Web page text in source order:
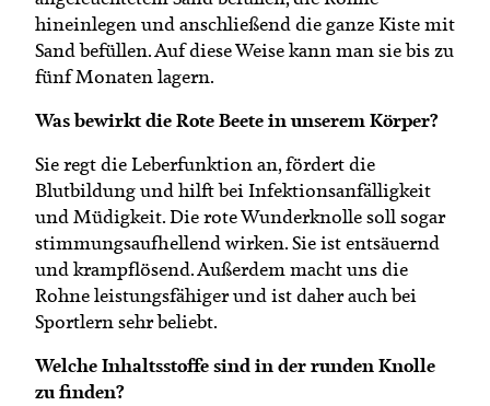
hineinlegen und anschließend die ganze Kiste mit
Sand befüllen. Auf diese Weise kann man sie bis zu
fünf Monaten lagern.
Was bewirkt die Rote Beete in unserem Körper?
Sie regt die Leberfunktion an, fördert die
Blutbildung und hilft bei Infektionsanfälligkeit
und Müdigkeit. Die rote Wunderknolle soll sogar
stimmungsaufhellend wirken. Sie ist entsäuernd
und krampflösend. Außerdem macht uns die
Rohne leistungsfähiger und ist daher auch bei
Sportlern sehr beliebt.
Welche Inhaltsstoffe sind in der runden Knolle
zu finden?